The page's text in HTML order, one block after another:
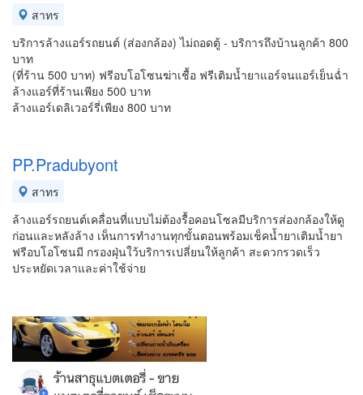
สาทร
บริการล้างแอร์รถยนต์ (ส่องกล้อง) ไม่ถอดตู้ - บริการถึงบ้านลูกค้า 800
บาท
(ที่ร้าน 500 บาท) ฟรีอบโอโซนฆ่าเชื้อ ฟรีเติมน้ำยาแอร์จนแอร์เย็นฉ่ำ
ล้างแอร์ที่ร้านเพียง 500 บาท
ล้างแอร์เดลิเวอร์รี่เพียง 800 บาท
PP.Pradubyont
สาทร
ล้างแอร์รถยนต์เคลื่อนที่แบบไม่ต้องรื้อคอนโซลมีบริการส่องกล้องให้ดู
ก่อนและหลังล้าง เห็นการทำงานทุกขั้นตอนพร้อมเช็คน้ำยาเติมน้ำยา
ฟรีอบโอโซนมี กรองฝุ่นใว้บริการเปลี่ยนให้ลูกค้า สะดวกรวดเร็ว
ประหยัดเวลาและค่าใช้จ่าย